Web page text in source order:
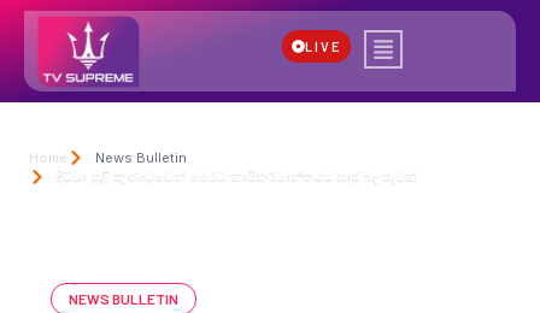
LIVE
Home
News Bulletin
දිට්වා සුළි කුණාටුවෙන් මෙරට කෘෂිකර්මාන්තයට සෘජු බලපෑමක්
NEWS BULLETIN